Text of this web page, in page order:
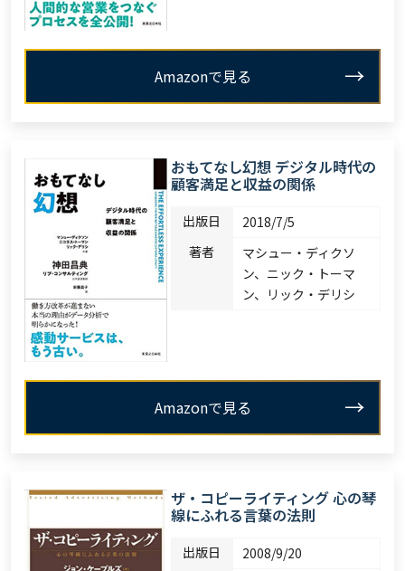
Amazonで見る
おもてなし幻想 デジタル時代の
顧客満足と収益の関係
出版日
2018/7/5
著者
マシュー・ディクソ
ン、ニック・トーマ
ン、リック・デリシ
Amazonで見る
ザ・コピーライティング 心の琴
線にふれる言葉の法則
出版日
2008/9/20